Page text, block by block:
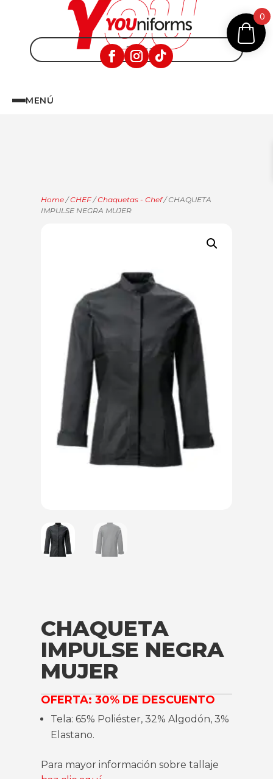
MENÚ
Home /CHEF /Chaquetas - Chef/ CHAQUETA
IMPULSE NEGRA MUJER
CHAQUETA
IMPULSE NEGRA
MUJER
OFERTA: 30% DE DESCUENTO
Tela: 65% Poliéster, 32% Algodón, 3%
Elastano.
Para mayor información sobre tallaje
0